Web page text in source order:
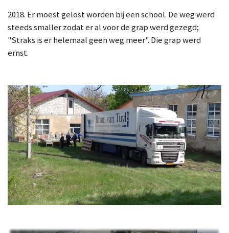
2018. Er moest gelost worden bij een school. De weg werd
steeds smaller zodat er al voor de grap werd gezegd;
"Straks is er helemaal geen weg meer". Die grap werd
ernst.